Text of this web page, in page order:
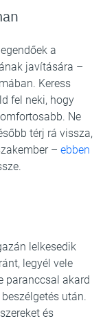
a
javítására –
Keress
fel neki, hogy
Ne
térj rá vissza,
– ebben
lelkesedik
legyél vele
paranccsal akard
után.
és